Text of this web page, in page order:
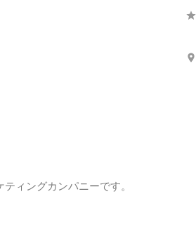
ィングカンパニーです。